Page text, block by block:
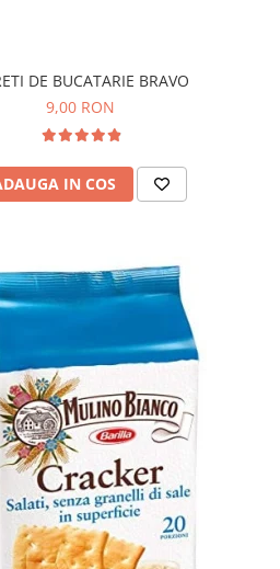
DE BUCATARIE BRAVO
9,00 RON
IN COS